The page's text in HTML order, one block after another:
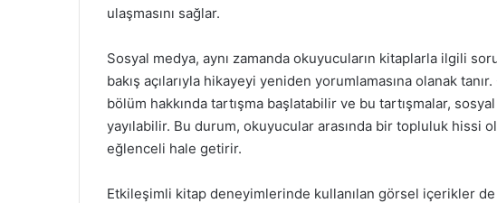
ulaşmasını sağlar.
Sosyal medya, aynı zamanda okuyucuların kitaplarla ilgili
bakış açılarıyla hikayeyi yeniden yorumlamasına olanak
bölüm hakkında tartışma başlatabilir ve bu tartışmalar,
yayılabilir. Bu durum, okuyucular arasında bir topluluk hissi
eğlenceli hale getirir.
Etkileşimli kitap deneyimlerinde kullanılan görsel içerikler